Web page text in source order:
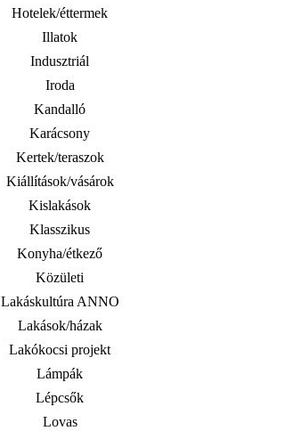
Hotelek/éttermek
Illatok
Indusztriál
Iroda
Kandalló
Karácsony
Kertek/teraszok
Kiállítások/vásárok
Kislakások
Klasszikus
Konyha/étkező
Közületi
Lakáskultúra ANNO
Lakások/házak
Lakókocsi projekt
Lámpák
Lépcsők
Lovas